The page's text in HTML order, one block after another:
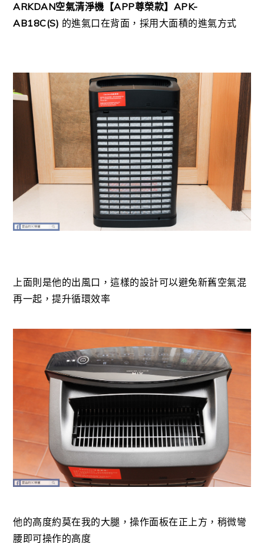
ARKDAN空氣清淨機【APP尊榮款】APK-
AB18C(S) 的進氣口在背面，採用大面積的進氣方式
上面則是他的出風口，這樣的設計可以避免新舊空氣混
再一起，提升循環效率
他的高度約莫在我的大腿，操作面板在正上方，稍微彎
腰即可操作的高度